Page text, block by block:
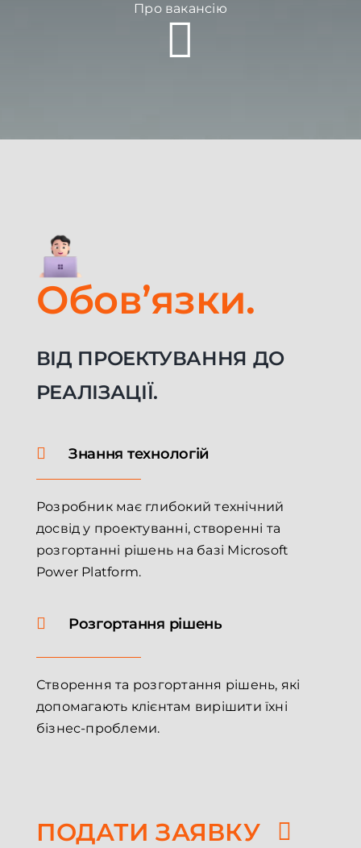
Про вакансію
Обов’язки.
ВІД ПРОЕКТУВАННЯ ДО
РЕАЛІЗАЦІЇ.
Знання технологій
Розробник має глибокий технічний
досвід у проектуванні, створенні та
розгортанні рішень на базі Microsoft
Power Platform.
Розгортання рішень
Створення та розгортання рішень, які
допомагають клієнтам вирішити їхні
бізнес-проблеми.
ПОДАТИ ЗАЯВКУ